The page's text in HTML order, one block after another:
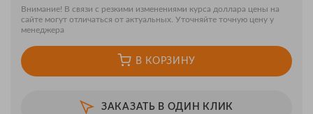
Внимание! В связи с резкими изменениями курса доллара цены на
сайте могут отличаться от актуальных. Уточняйте точную цену у
менеджера
В КОРЗИНУ
ЗАКАЗАТЬ В ОДИН КЛИК